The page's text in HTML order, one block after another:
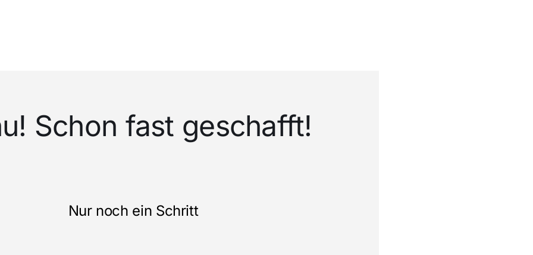
Schon fast geschafft!
Nur noch ein Schritt